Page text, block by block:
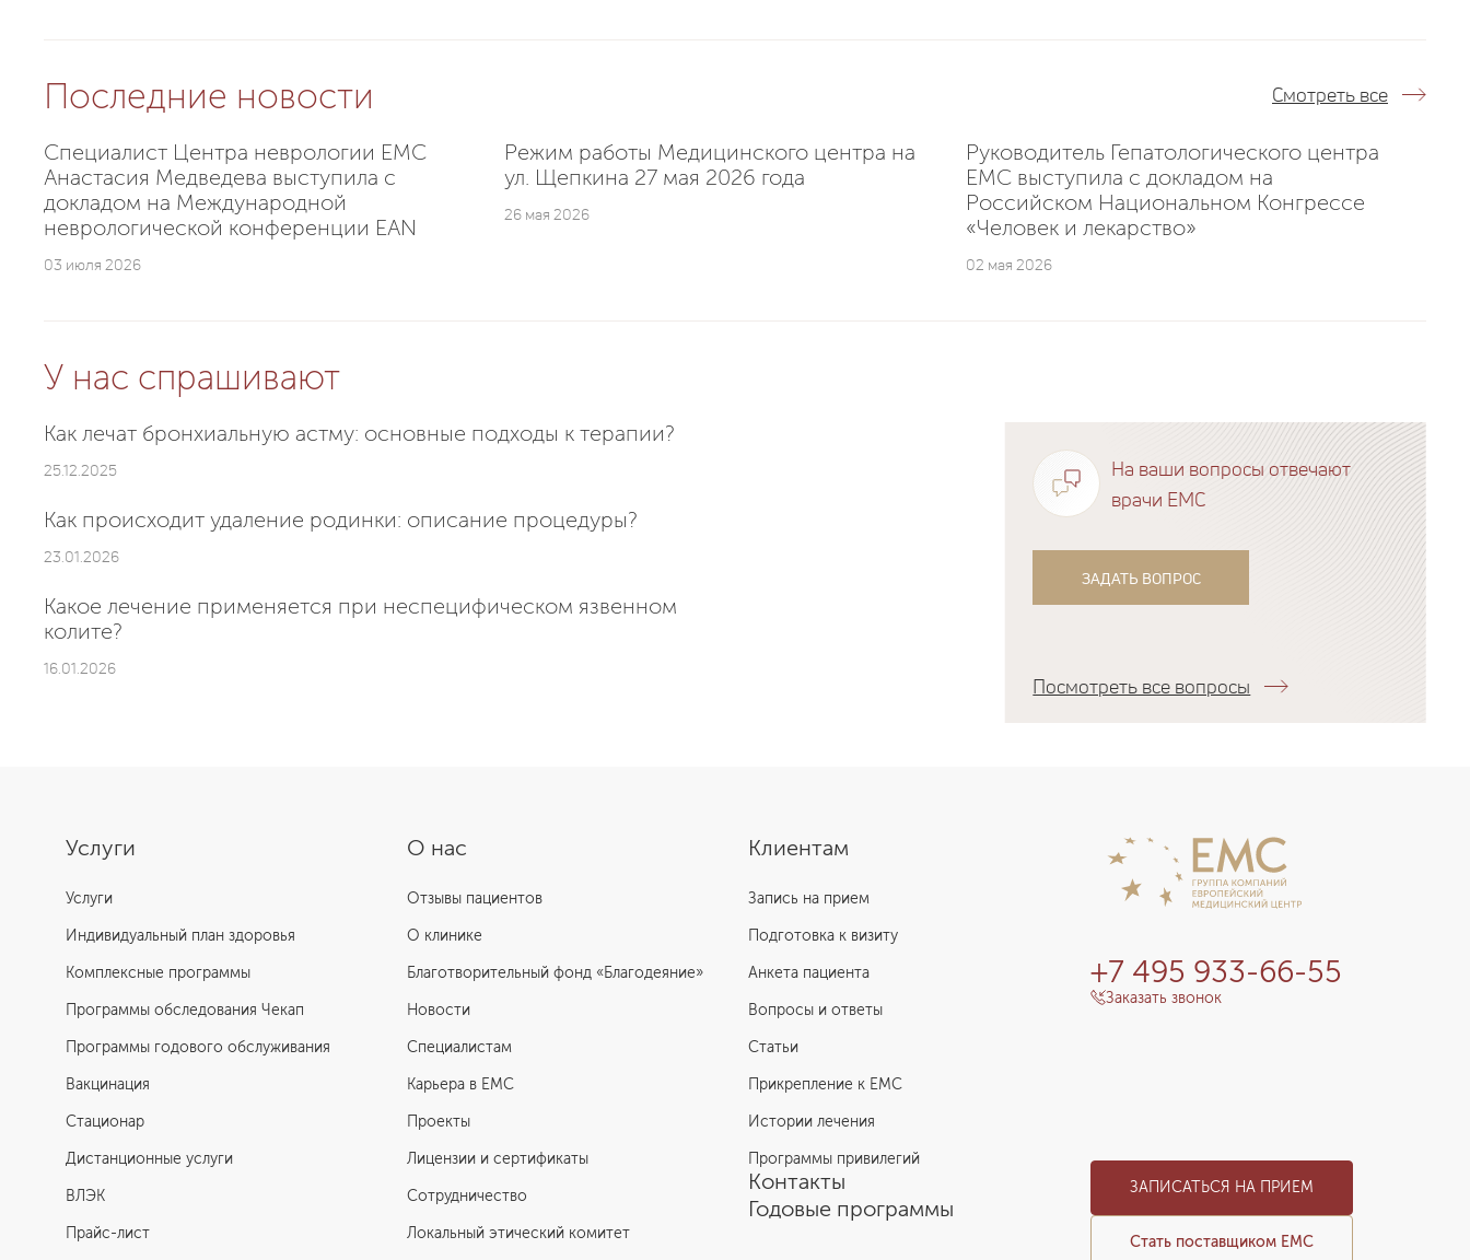
Последние новости
Специалист Центра неврологии EMC
Анастасия Медведева выступила с
докладом на Международной
неврологической конференции EAN
03 июля 2026
Режим работы Медицинского центра на
ул. Щепкина 27 мая 2026 года
26 мая 2026
Руководитель Гепатологического центра
EMC выступила с докладом на
Российском Национальном Конгрессе
«Человек и лекарство»
02 мая 2026
Смотреть все
У нас спрашивают
Как лечат бронхиальную астму: основные подходы к терапии?
25.12.2025
Как происходит удаление родинки: описание процедуры?
23.01.2026
Какое лечение применяется при неспецифическом язвенном
колите?
16.01.2026
На ваши вопросы отвечают
врачи EMC
ЗАДАТЬ ВОПРОС
Посмотреть все вопросы
О нас
Отзывы пациентов
О клинике
Благотворительный фонд «Благодеяние»
Новости
Специалистам
Карьера в ЕМС
Проекты
Лицензии и сертификаты
Сотрудничество
Локальный этический комитет
Услуги
Услуги
Индивидуальный план здоровья
Комплексные программы
Программы обследования Чекап
Программы годового обслуживания
Вакцинация
Стационар
Дистанционные услуги
ВЛЭК
Прайс-лист
Клиентам
Запись на прием
Подготовка к визиту
Анкета пациента
Вопросы и ответы
Статьи
Прикрепление к EMC
Истории лечения
Программы привилегий
Контакты
Годовые программы
+7 495 933-66-55
Заказать звонок
ЗАПИСАТЬСЯ НА ПРИЕМ
Стать поставщиком ЕМС